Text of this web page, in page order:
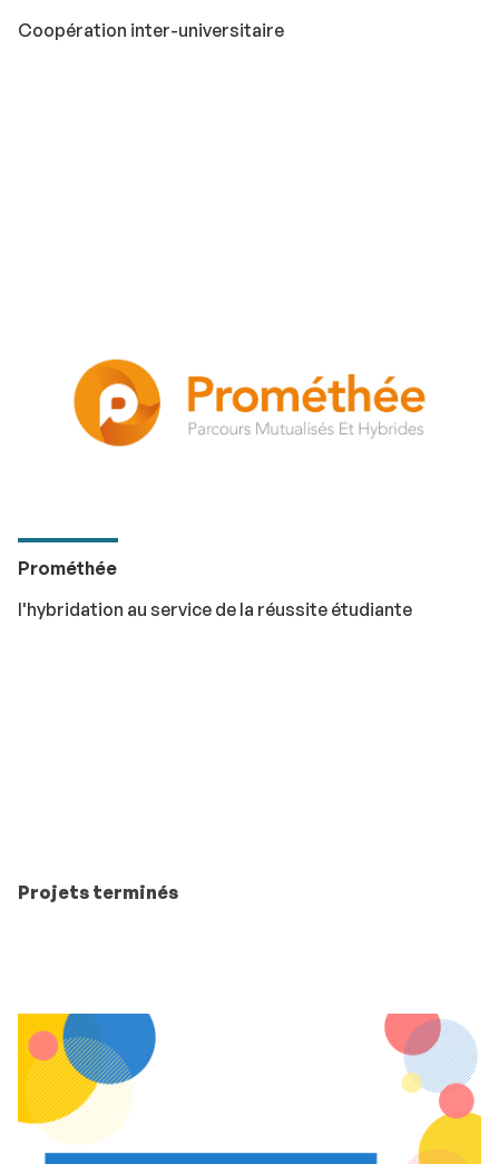
Coopération inter-universitaire
Prométhée
l'hybridation au service de la réussite étudiante
Projets terminés